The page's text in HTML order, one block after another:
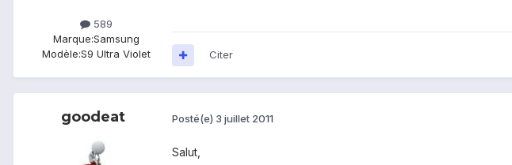
589
Marque:Samsung
Modèle:S9 Ultra Violet Citer
goodeat Posté(e) 3 juillet 2011
Salut,